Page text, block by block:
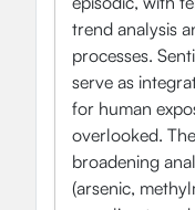
trend analysis
processes.
serve as
for human
overlooked.
broadening
(arsenic,